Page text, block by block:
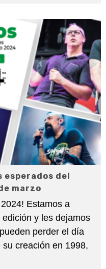
esperados del
marzo
Estamos a
y les dejamos
perder el día
creación en 1998,